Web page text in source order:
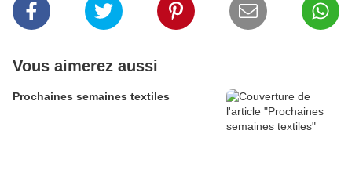
Vous aimerez aussi
Prochaines semaines textiles